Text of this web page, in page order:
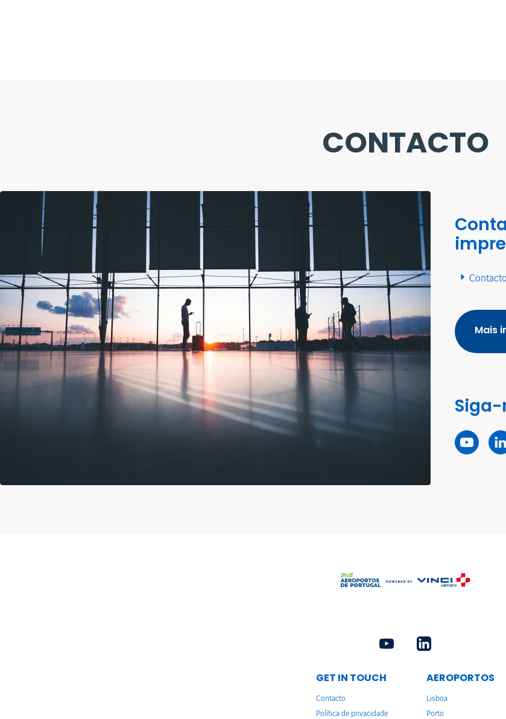
CONTACTO
Mais
GET IN TOUCH
Contacto
Política de privacidade
AEROPORTOS
Lisboa
Porto